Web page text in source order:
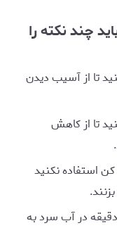
چند نکته را
تا از آسیب دیدن
تا از کاهش
استفاده نکنید
قبل از شست و شو، لگ را به مدت 15 دقیقه در آب سرد به